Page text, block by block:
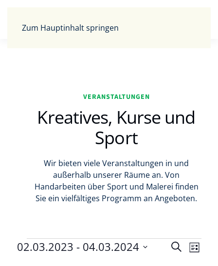
Zum Hauptinhalt springen
VERANSTALTUNGEN
Kreatives, Kurse und
Sport
Wir bieten viele Veranstaltungen in und
außerhalb unserer Räume an. Von
Handarbeiten über Sport und Malerei finden
Sie ein vielfältiges Programm an Angeboten.
Veranstaltungen SucheListe
02.03.2023 - 04.03.2024